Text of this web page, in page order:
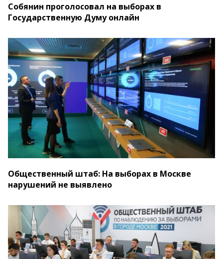
Собянин проголосовал на выборах в
Государственную Думу онлайн
Общественный штаб: На выборах в Москве
нарушений не выявлено